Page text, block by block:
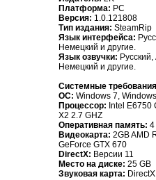
Платформа: РС
Версия: 1.0.121808
Тип издания: SteamRip
Язык интерфейса:
Немецкий и другие.
Язык озвучки:
Немецкий и другие.
Системные
OС: Windows 7,
Процессор: Intel E6750
X2 2.7 GHZ
Оперативная память:
Видеокарта: 2GB AMD
GeForce GTX 670
DirectX: Версии 11
Место на диске: 25 GB
Звуковая карта: